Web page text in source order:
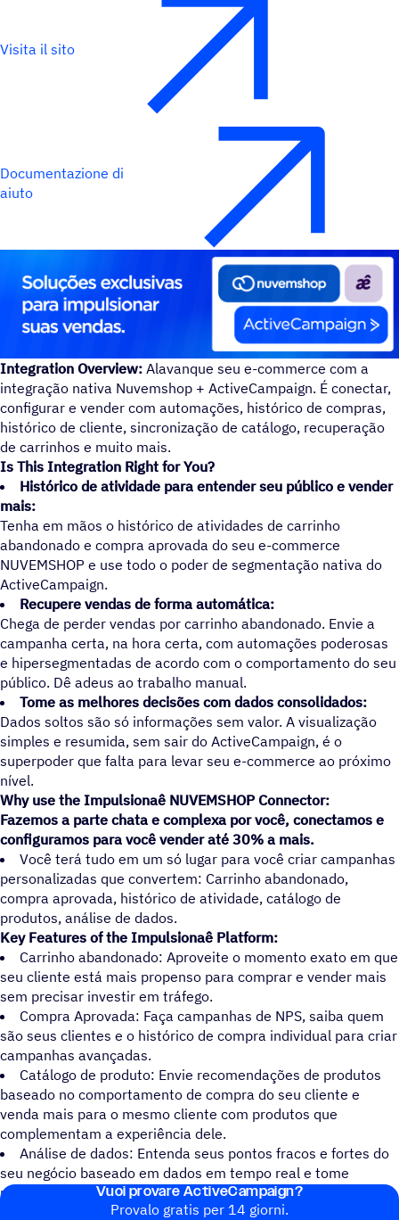
Visita il sito
Documentazione di
aiuto
Integration Overview: Alavanque seu e-commerce com a
integração nativa Nuvemshop + ActiveCampaign. É conectar,
configurar e vender com automações, histórico de compras,
histórico de cliente, sincronização de catálogo, recuperação
de carrinhos e muito mais.
Is This Integration Right for You?
Histórico de atividade para entender seu público e vender
mais:
Tenha em mãos o histórico de atividades de carrinho
abandonado e compra aprovada do seu e-commerce
NUVEMSHOP e use todo o poder de segmentação nativa do
ActiveCampaign.
Recupere vendas de forma automática:
Chega de perder vendas por carrinho abandonado. Envie a
campanha certa, na hora certa, com automações poderosas
e hipersegmentadas de acordo com o comportamento do seu
público. Dê adeus ao trabalho manual.
Tome as melhores decisões com dados consolidados:
Dados soltos são só informações sem valor. A visualização
simples e resumida, sem sair do ActiveCampaign, é o
superpoder que falta para levar seu e-commerce ao próximo
nível.
Why use the Impulsionaê NUVEMSHOP Connector:
Fazemos a parte chata e complexa por você, conectamos e
configuramos para você vender até 30% a mais.
Você terá tudo em um só lugar para você criar campanhas
personalizadas que convertem: Carrinho abandonado,
compra aprovada, histórico de atividade, catálogo de
produtos, análise de dados.
Key Features of the Impulsionaê Platform:
Carrinho abandonado: Aproveite o momento exato em que
seu cliente está mais propenso para comprar e vender mais
sem precisar investir em tráfego.
Compra Aprovada: Faça campanhas de NPS, saiba quem
são seus clientes e o histórico de compra individual para criar
campanhas avançadas.
Catálogo de produto: Envie recomendações de produtos
baseado no comportamento de compra do seu cliente e
venda mais para o mesmo cliente com produtos que
complementam a experiência dele.
Análise de dados: Entenda seus pontos fracos e fortes do
seu negócio baseado em dados em tempo real e tome
melhores decisões.Vuoi provare ActiveCampaign?
Provalo gratis per 14 giorni.